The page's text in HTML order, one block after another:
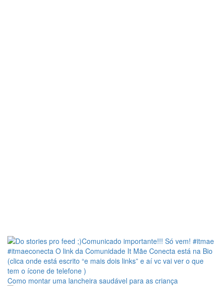
Como montar uma lancheira saudável para as criança